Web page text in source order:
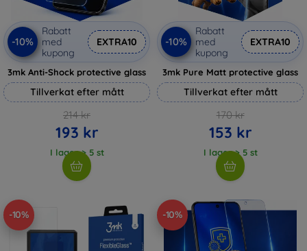
-10%
Rabatt
med
kupong
EXTRA10
3mk Anti-Shock protective glass
Tillverkat efter mått
214 kr
193 kr
I lager > 5 st
-10%
Rabatt
med
kupong
EXTRA10
3mk Pure Matt protective glass
Tillverkat efter mått
170 kr
153 kr
I lager > 5 st
-10% -10%